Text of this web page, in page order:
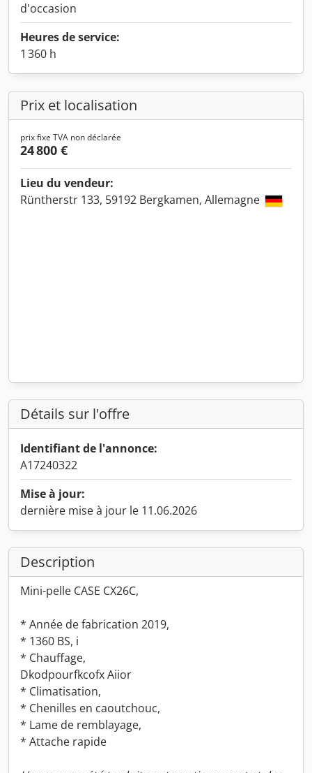
d'occasion
Heures de service:
1 360 h
Prix et localisation
prix fixe TVA non déclarée
24 800 €
Lieu du vendeur:
Rüntherstr 133, 59192 Bergkamen, Allemagne
Détails sur l'offre
Identifiant de l'annonce:
A17240322
Mise à jour:
dernière mise à jour le 11.06.2026
Description
Mini-pelle CASE CX26C,
* Année de fabrication 2019,
* 1360 BS, i
* Chauffage,
Dkodpourfkcofx Aiior
* Climatisation,
* Chenilles en caoutchouc,
* Lame de remblayage,
* Attache rapide